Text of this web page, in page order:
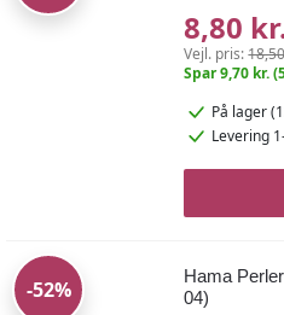
8,80
Vejl. pris:
Spar 9,70 kr.
På lager
Levering
-52%
Hama
04)